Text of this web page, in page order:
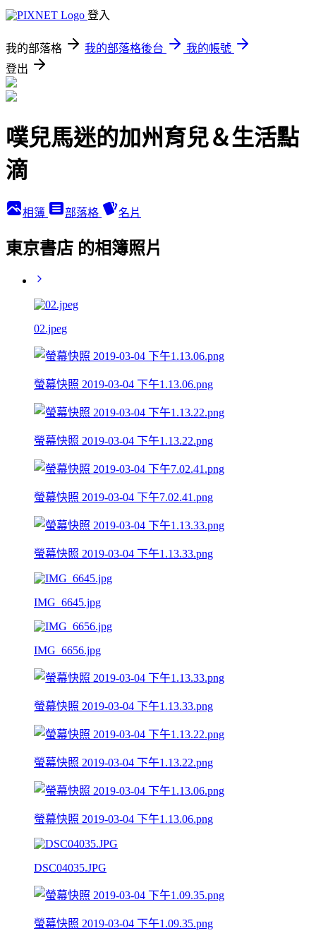
登入
我的部落格 我的部落格後台
我的帳號
登出
噗兒馬迷的加州育兒＆生活點
滴
相簿 部落格 名片
東京書店 的相簿照片
02.jpeg
螢幕快照 2019-03-04 下午1.13.06.png
螢幕快照 2019-03-04 下午1.13.22.png
螢幕快照 2019-03-04 下午7.02.41.png
螢幕快照 2019-03-04 下午1.13.33.png
IMG_6645.jpg
IMG_6656.jpg
螢幕快照 2019-03-04 下午1.13.33.png
螢幕快照 2019-03-04 下午1.13.22.png
螢幕快照 2019-03-04 下午1.13.06.png
DSC04035.JPG
螢幕快照 2019-03-04 下午1.09.35.png